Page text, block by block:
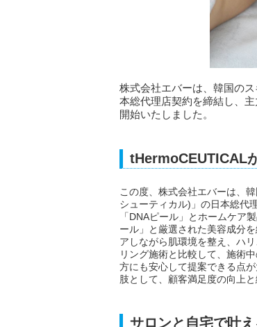
株式会社エバーは、韓国の
本総代理店契約を締結し、
開始いたしました。
tHermoCEUTICAL
この度、株式会社エバーは、
シューティカル)」の日本総代
「DNAピール」とホームケア
ール」と厳選された美容成分
アしながら肌環境を整え、ハ
リング施術と比較して、施術
方にも安心して提案できる点
肢として、顧客満足度の向上
サロンと自宅で叶